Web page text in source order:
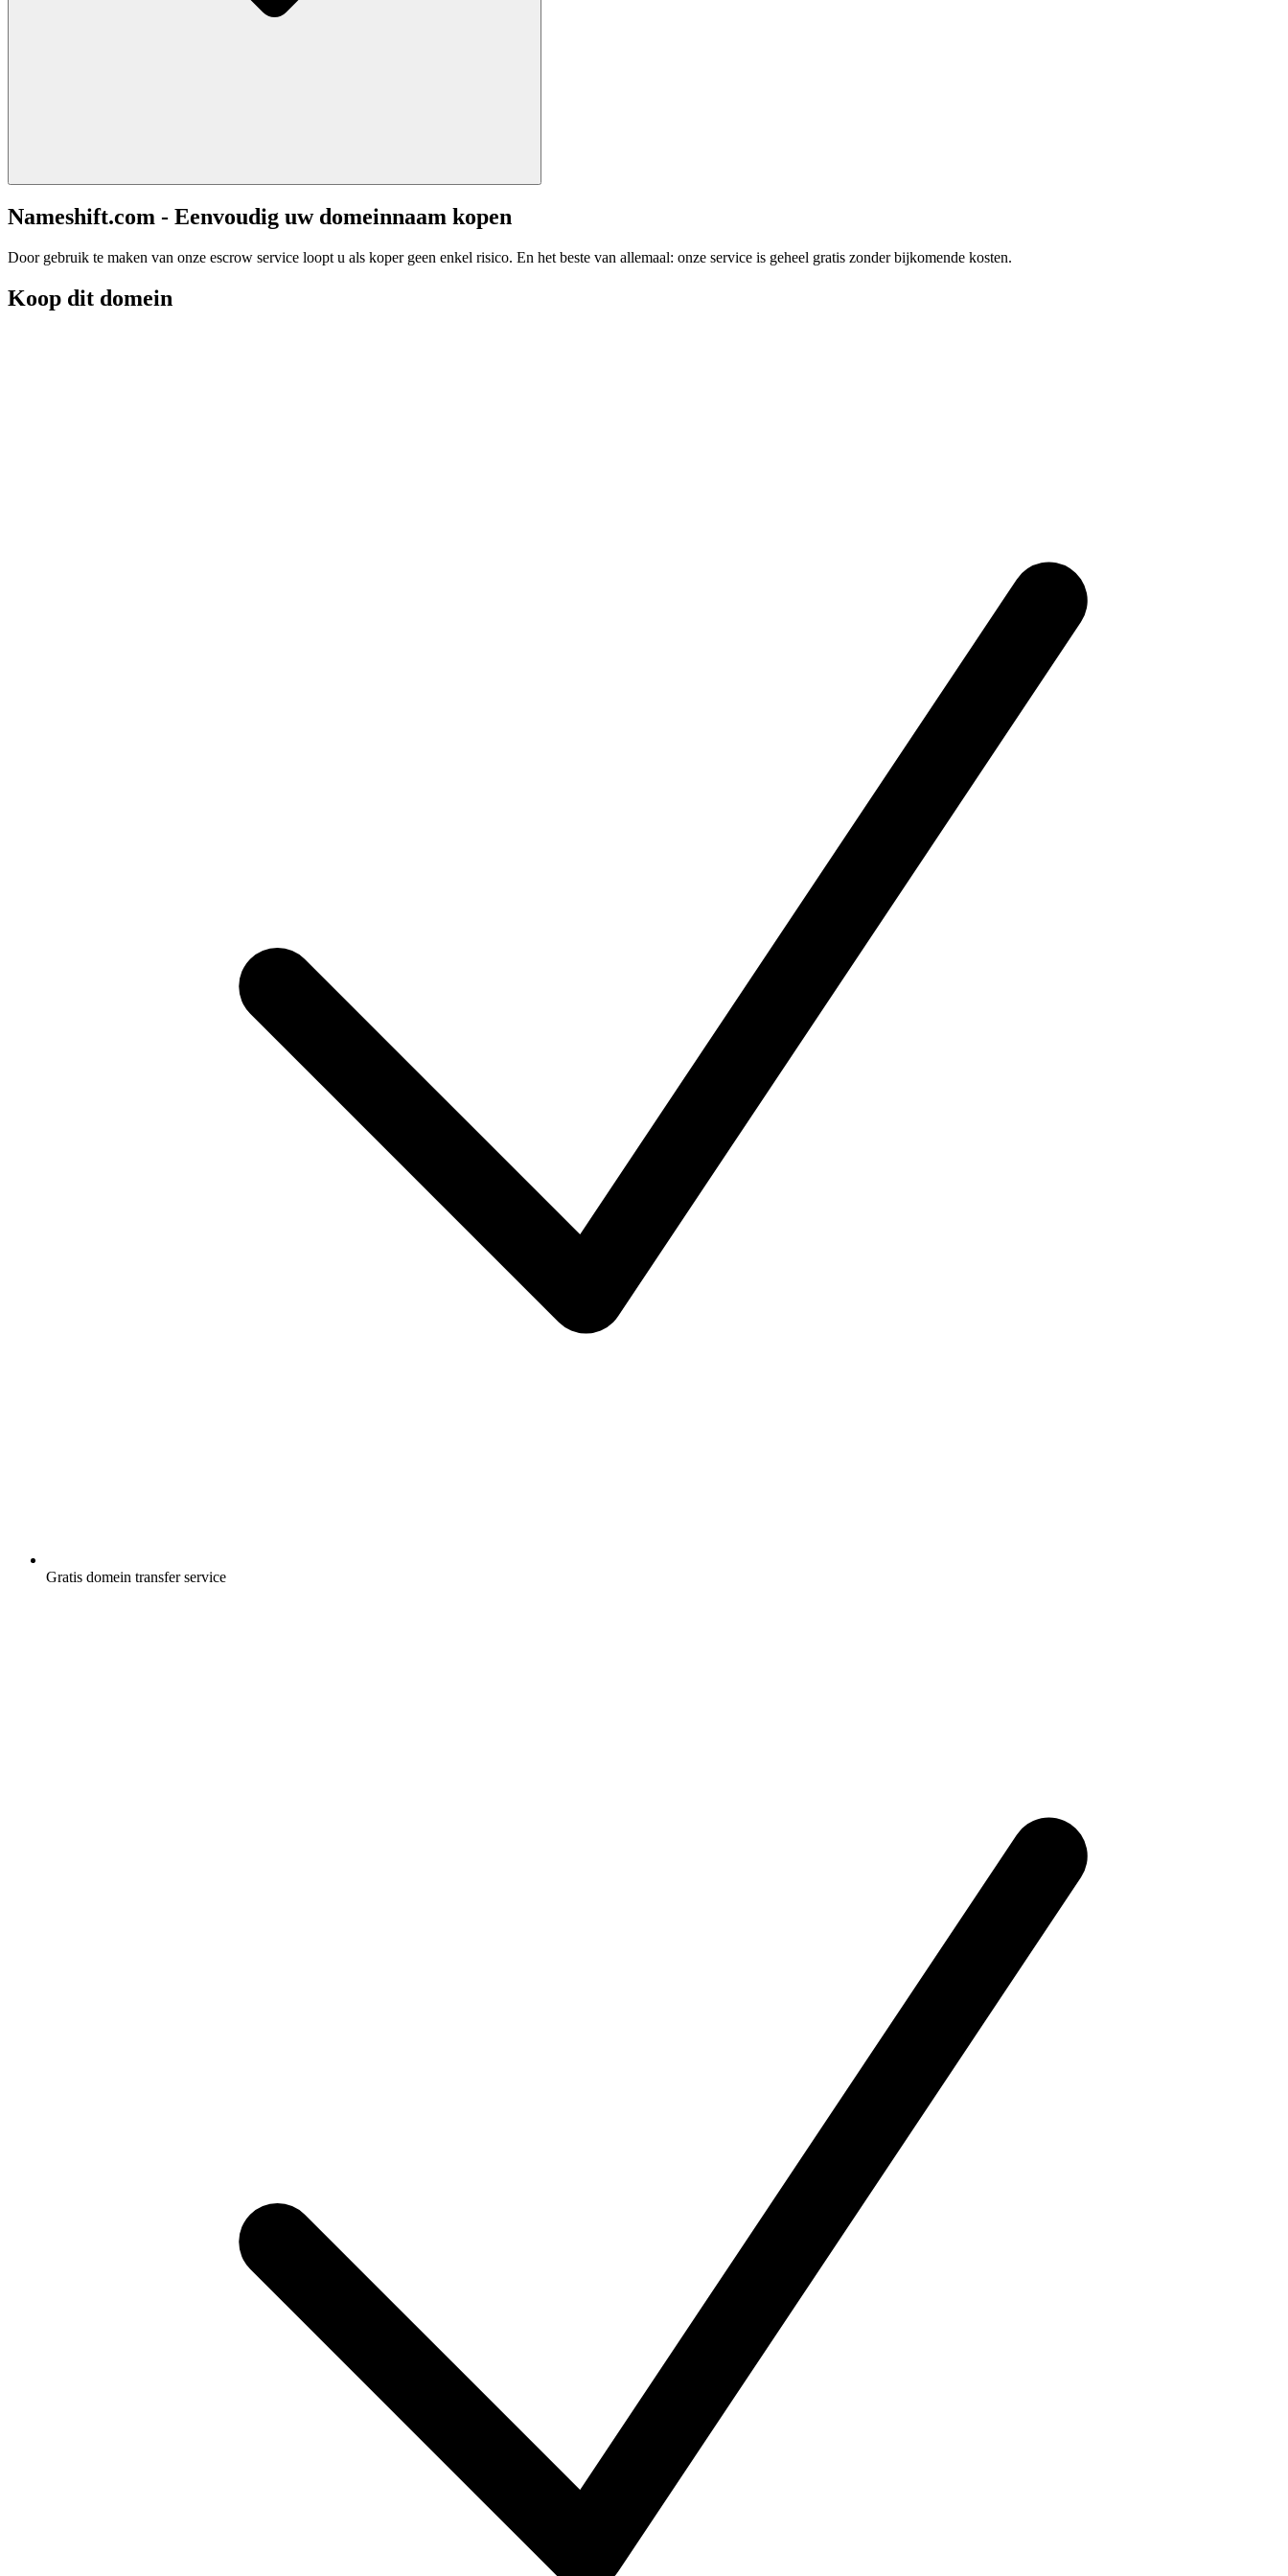
Nameshift.com - Eenvoudig uw domeinnaam kopen
Door gebruik te maken van onze escrow service loopt u als koper geen enkel risico. En het beste van allemaal: onze service is geheel gratis zonder bijkomende kosten.
Koop dit domein
Gratis domein transfer service